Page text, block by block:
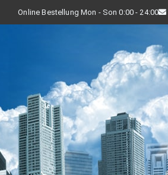
Online Bestellung Mon - Son 0:00 - 24:00